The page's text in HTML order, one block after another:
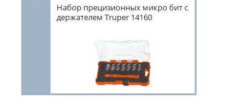
Набор прецизионных микро бит с
держателем Truper 14160